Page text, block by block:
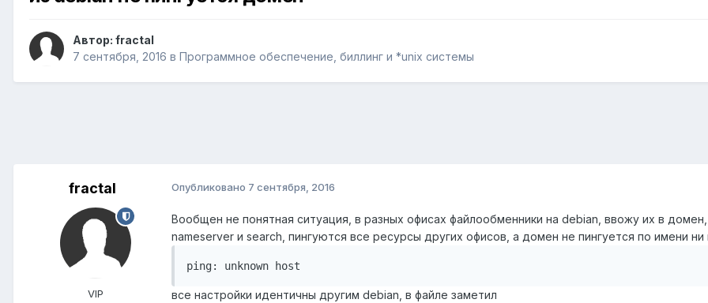
Автор: fractal
7 сентября, 2016 в Программное обеспечение, биллинг и *unix системы
fractal
VIP
Опубликовано 7 сентября, 2016
Вообщен не понятная ситуация, в разных офисах файлообменники на debian, ввожу их в
nameserver и search, пингуются все ресурсы других офисов, а домен не пингуется по имени ни
ping: unknown host
все настройки идентичны другим debian, в файле заметил